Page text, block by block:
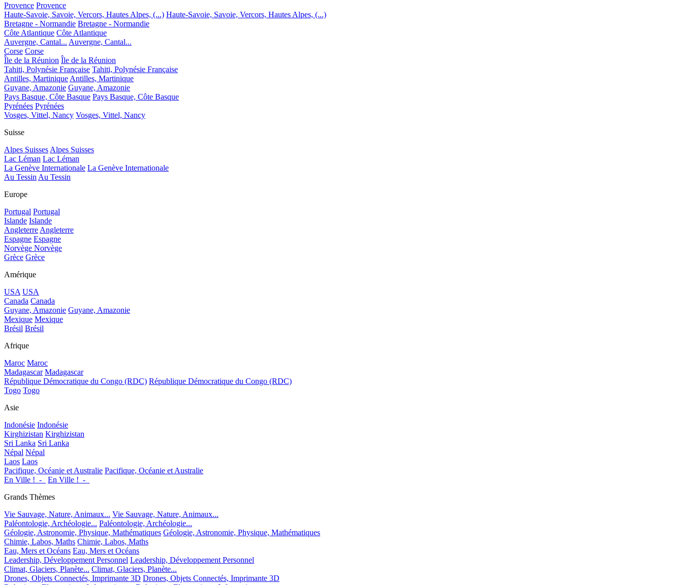
Provence Provence
Haute-Savoie, Savoie, Vercors, Hautes Alpes, (...) Haute-Savoie, Savoie, Vercors, Hautes Alpes, (...)
Bretagne - Normandie Bretagne - Normandie
Côte Atlantique Côte Atlantique
Auvergne, Cantal... Auvergne, Cantal...
Corse Corse
Île de la Réunion Île de la Réunion
Tahiti, Polynésie Française Tahiti, Polynésie Française
Antilles, Martinique Antilles, Martinique
Guyane, Amazonie Guyane, Amazonie
Pays Basque, Côte Basque Pays Basque, Côte Basque
Pyrénées Pyrénées
Vosges, Vittel, Nancy Vosges, Vittel, Nancy
Suisse
Alpes Suisses Alpes Suisses
Lac Léman Lac Léman
La Genève Internationale La Genève Internationale
Au Tessin Au Tessin
Europe
Portugal Portugal
Islande Islande
Angleterre Angleterre
Espagne Espagne
Norvège Norvège
Grèce Grèce
Amérique
USA USA
Canada Canada
Guyane, Amazonie Guyane, Amazonie
Mexique Mexique
Brésil Brésil
Afrique
Maroc Maroc
Madagascar Madagascar
République Démocratique du Congo (RDC) République Démocratique du Congo (RDC)
Togo Togo
Asie
Indonésie Indonésie
Kirghizistan Kirghizistan
Sri Lanka Sri Lanka
Népal Népal
Laos Laos
Pacifique, Océanie et Australie Pacifique, Océanie et Australie
En Ville !_-_
En Ville !_-_
Grands Thèmes
Vie Sauvage, Nature, Animaux... Vie Sauvage, Nature, Animaux...
Paléontologie, Archéologie... Paléontologie, Archéologie...
Géologie, Astronomie, Physique, Mathématiques Géologie, Astronomie, Physique, Mathématiques
Chimie, Labos, Maths Chimie, Labos, Maths
Eau, Mers et Océans Eau, Mers et Océans
Leadership, Développement Personnel Leadership, Développement Personnel
Climat, Glaciers, Planète... Climat, Glaciers, Planète...
Drones, Objets Connectés, Imprimante 3D Drones, Objets Connectés, Imprimante 3D